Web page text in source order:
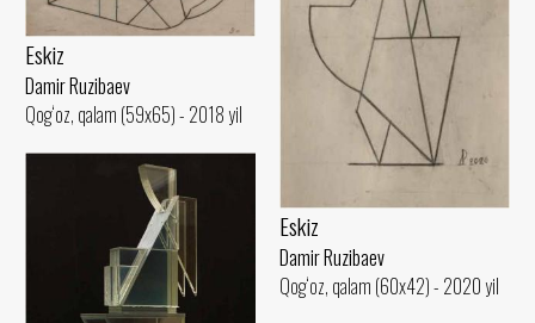
Eskiz
Damir Ruzibaev
Qog‘oz, qalam (59x65) - 2018 yil
Eskiz
Damir Ruzibaev
Qog‘oz, qalam (60x42) - 2020 yil